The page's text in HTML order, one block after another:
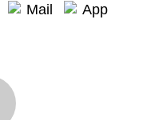
Mail App